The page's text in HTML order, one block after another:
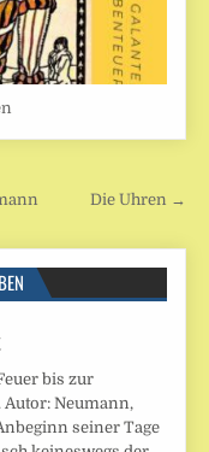
Die Uhren →
bis zur
Autor: Neumann,
seiner Tage